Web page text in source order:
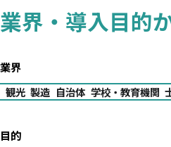
業界・導入目的
業界
観光 製造 自治体 学校・教育機関
目的